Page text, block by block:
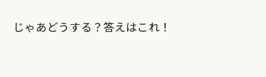
じゃあどうする？答えはこれ！